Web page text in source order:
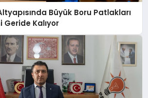
Büyük Boru Patlakları
Geride Kalıyor